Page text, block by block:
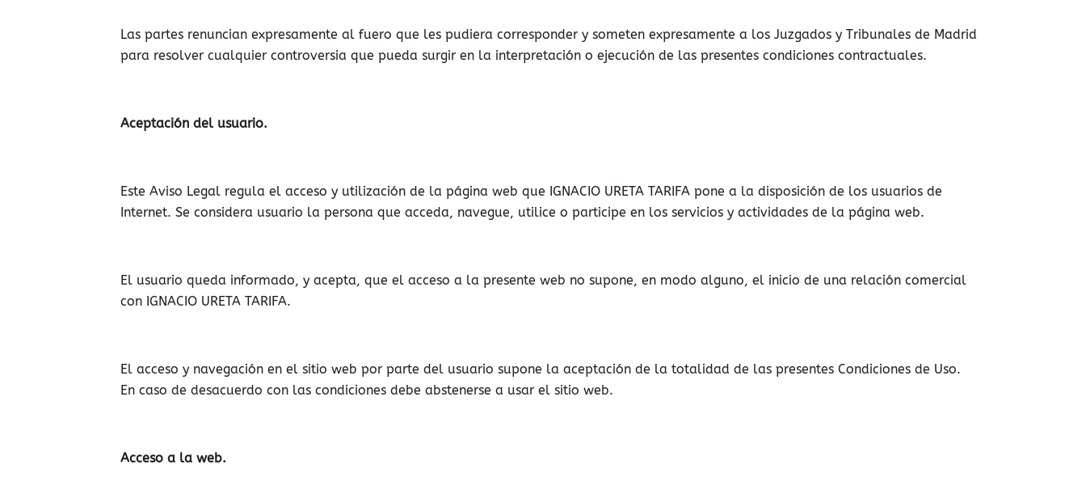
Las partes renuncian expresamente al fuero que les pudiera corresponder y someten expresamente a los Juzgados y Tribunales de Madrid
para resolver cualquier controversia que pueda surgir en la interpretación o ejecución de las presentes condiciones contractuales.
Aceptación del usuario.
Este Aviso Legal regula el acceso y utilización de la página web que IGNACIO URETA TARIFA pone a la disposición de los usuarios de
Internet. Se considera usuario la persona que acceda, navegue, utilice o participe en los servicios y actividades de la página web.
El usuario queda informado, y acepta, que el acceso a la presente web no supone, en modo alguno, el inicio de una relación comercial
con IGNACIO URETA TARIFA.
El acceso y navegación en el sitio web por parte del usuario supone la aceptación de la totalidad de las presentes Condiciones de Uso.
En caso de desacuerdo con las condiciones debe abstenerse a usar el sitio web.
Acceso a la web.